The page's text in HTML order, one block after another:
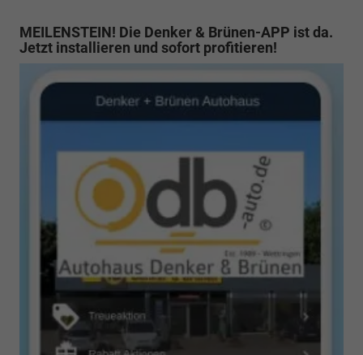
MEILENSTEIN! Die Denker & Brünen-APP ist da.
Jetzt installieren und sofort profitieren!